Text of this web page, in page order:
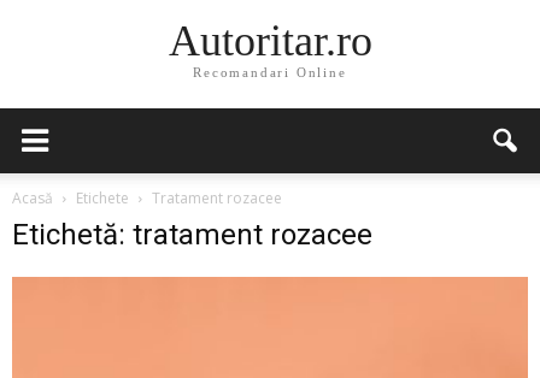
Autoritar.ro
Recomandari Online
Acasă Etichete Tratament rozacee
Etichetă: tratament rozacee